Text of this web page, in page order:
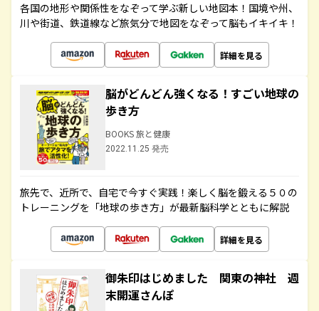
各国の地形や関係性をなぞって学ぶ新しい地図本！国境や州、
川や街道、鉄道線など旅気分で地図をなぞって脳もイキイキ！
詳細を見る
脳がどんどん強くなる！すごい地球の
歩き方
BOOKS 旅と健康
2022.11.25 発売
旅先で、近所で、自宅で今すぐ実践！楽しく脳を鍛える５０の
トレーニングを「地球の歩き方」が最新脳科学とともに解説
詳細を見る
御朱印はじめました 関東の神社 週
末開運さんぽ